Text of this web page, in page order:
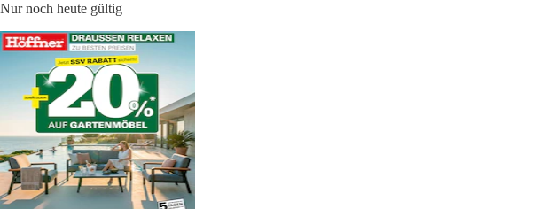
Nur noch heute gültig